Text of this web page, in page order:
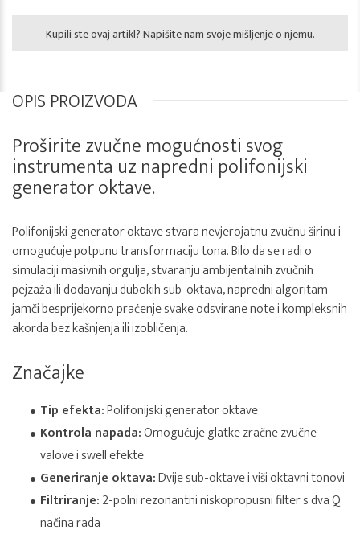
Kupili ste ovaj artikl? Napišite nam svoje mišljenje o njemu.
OPIS PROIZVODA
Proširite zvučne mogućnosti svog
instrumenta uz napredni polifonijski
generator oktave.
Polifonijski generator oktave stvara nevjerojatnu zvučnu širinu i
omogućuje potpunu transformaciju tona. Bilo da se radi o
simulaciji masivnih orgulja, stvaranju ambijentalnih zvučnih
pejzaža ili dodavanju dubokih sub-oktava, napredni algoritam
jamči besprijekorno praćenje svake odsvirane note i kompleksnih
akorda bez kašnjenja ili izobličenja.
Značajke
Tip efekta:Polifonijski generator oktave
Kontrola napada:Omogućuje glatke zračne zvučne
valove i swell efekte
Generiranje oktava:Dvije sub-oktave i viši oktavni tonovi
Filtriranje:2-polni rezonantni niskopropusni filter s dva Q
načina rada